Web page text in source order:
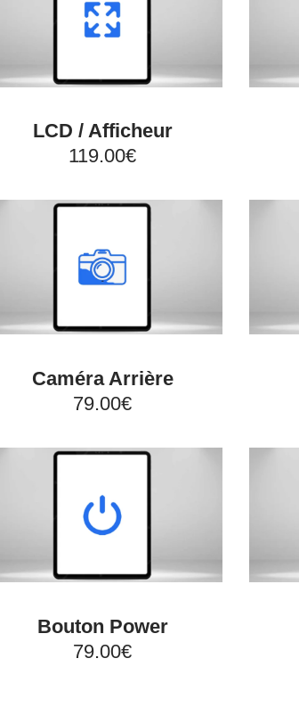
LCD / Afficheur
119.00€
Caméra Arrière
79.00€
Bouton Power
79.00€